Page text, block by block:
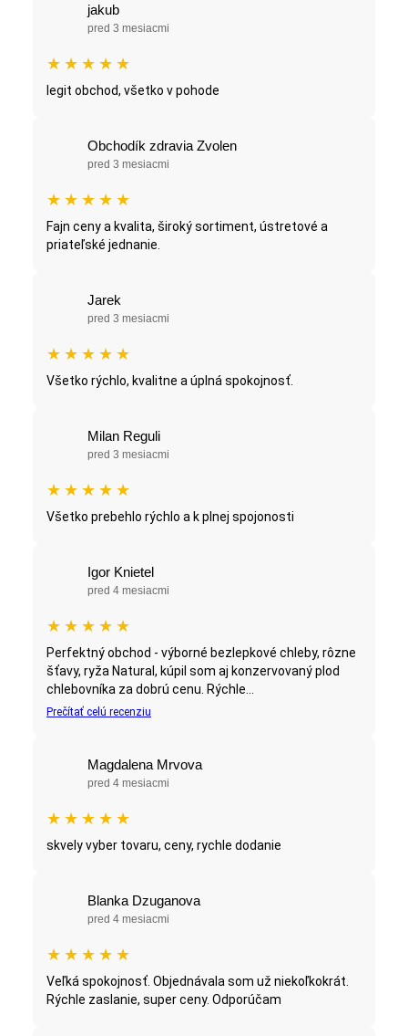
jakub
pred 3 mesiacmi
★ ★ ★ ★ ★
legit obchod, všetko v pohode
Obchodík zdravia Zvolen
pred 3 mesiacmi
★ ★ ★ ★ ★
Fajn ceny a kvalita, široký sortiment, ústretové a
priateľské jednanie.
Jarek
pred 3 mesiacmi
★ ★ ★ ★ ★
Všetko rýchlo, kvalitne a úplná spokojnosť.
Milan Reguli
pred 3 mesiacmi
★ ★ ★ ★ ★
Všetko prebehlo rýchlo a k plnej spojonosti
Igor Knietel
pred 4 mesiacmi
★ ★ ★ ★ ★
Perfektný obchod - výborné bezlepkové chleby, rôzne
šťavy, ryža Natural, kúpil som aj konzervovaný plod
chlebovníka za dobrú cenu. Rýchle...
Prečítať celú recenziu
Magdalena Mrvova
pred 4 mesiacmi
★ ★ ★ ★ ★
skvely vyber tovaru, ceny, rychle dodanie
Blanka Dzuganova
pred 4 mesiacmi
★ ★ ★ ★ ★
Veľká spokojnosť. Objednávala som už niekoľkokrát.
Rýchle zaslanie, super ceny. Odporúčam